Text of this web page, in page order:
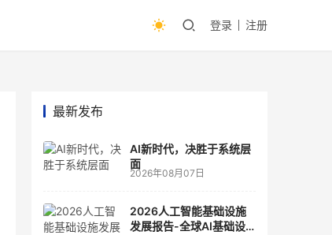
登录 注册
最新发布
AI新时代，决胜于系统层
面
2026年08月07日
2026人工智能基础设施
发展报告-全球AI基础设